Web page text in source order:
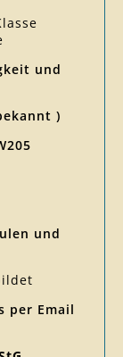
und
)
und
per Email